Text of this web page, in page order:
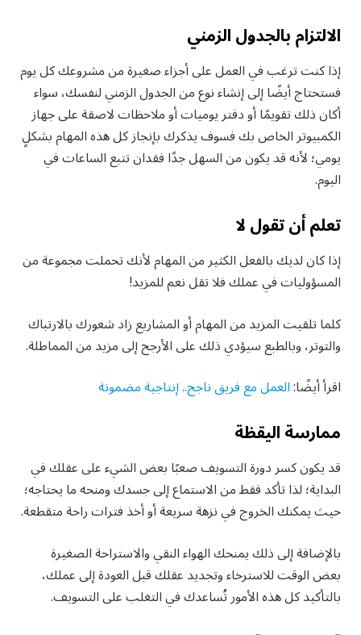
الالتزام بالجدول الزمني
إذا كنت ترغب في العمل على أجزاء صغيرة من مشروعك كل يوم
فستحتاج أيضًا إلى إنشاء نوع من الجدول الزمني لنفسك، سواء
أكان ذلك تقويمًا أو دفتر يوميات أو ملاحظات لاصقة على جهاز
الكمبيوتر الخاص بك فسوف يذكرك بإنجاز كل هذه المهام بشكلٍ
يومي؛ لأنه قد يكون من السهل جدًا فقدان تتبع الساعات في
اليوم.
تعلم أن تقول لا
إذا كان لديك بالفعل الكثير من المهام لأنك تحملت مجموعة من
المسؤوليات في عملك فلا تقل نعم للمزيد!
كلما تلقيت المزيد من المهام أو المشاريع زاد شعورك بالارتباك
والتوتر، وبالطبع سيؤدي ذلك على الأرجح إلى مزيد من المماطلة.
اقرأ أيضًا:العمل مع فريق ناجح.. إنتاجية مضمونة
ممارسة اليقظة
قد يكون كسر دورة التسويف صعبًا بعض الشيء على عقلك في
البداية؛ لذا تأكد فقط من الاستماع إلى جسدك ومنحه ما يحتاجه؛
حيث يمكنك الخروج في نزهة سريعة أو أخذ فترات راحة متقطعة.
بالإضافة إلى ذلك يمنحك الهواء النقي والاستراحة الصغيرة
بعض الوقت للاسترخاء وتجديد عقلك قبل العودة إلى عملك،
بالتأكيد كل هذه الأمور تُساعدك في التغلب على التسويف.